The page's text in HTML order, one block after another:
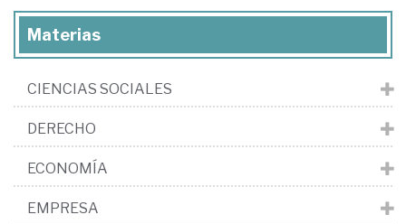
Materias
CIENCIAS SOCIALES
DERECHO
ECONOMÍA
EMPRESA